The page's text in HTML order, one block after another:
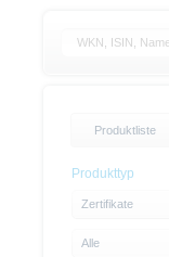
Produktliste
Produkttyp
Zertifikate
Alle